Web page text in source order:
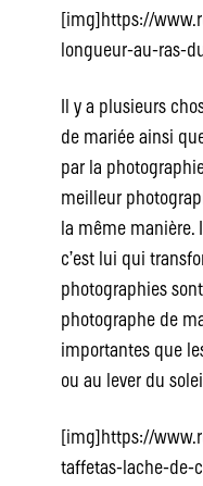
[img]https://
longueur-au-ras-
Il y a plusieurs
de mariée ainsi
par la
meilleur
la même
c’est lui qui
photographies
photographe de
importantes que
ou au lever du
[img]https://
taffetas-lache-de-